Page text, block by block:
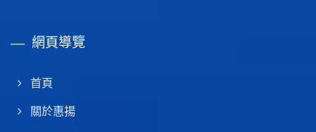
網頁導覽
首頁
關於惠揚